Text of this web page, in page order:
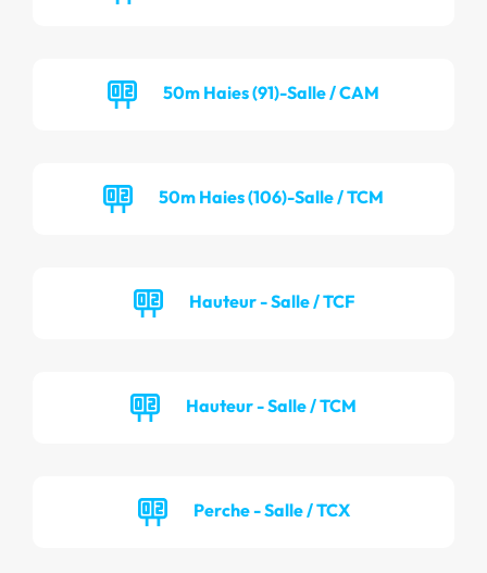
50m Haies (91)-Salle / CAM
50m Haies (106)-Salle / TCM
Hauteur - Salle / TCF
Hauteur - Salle / TCM
Perche - Salle / TCX